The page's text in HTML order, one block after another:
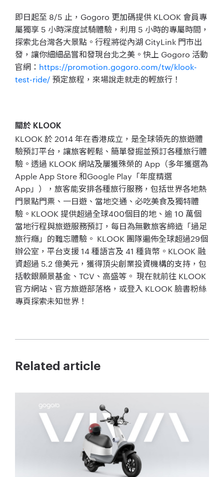
即日起至 8/5 止，Gogoro 更加碼提供 KLOOK 會員專
屬獨享 5 小時深度試騎體驗，利用 5 小時的專屬時間，
探索北台灣各大景點。行程將從內湖 CityLink 門市出
發，讓你細細品嘗和發現台北之美。快上 Gogoro 活動
官網： https://promotion.gogoro.com/tw/klook-
test-ride/ 預定旅程，來場說走就走的輕旅行！
關於 KLOOK
KLOOK 於 2014 年在香港成立，是全球領先的旅遊體
驗預訂平台，讓旅客輕鬆、簡單發掘並預訂各種旅行體
驗。透過 KLOOK 網站及屢獲殊榮的 App（多年獲選為
Apple App Store 和Google Play「年度精選
App」），旅客能安排各種旅行服務，包括世界各地熱
門景點門票、一日遊、當地交通、必吃美食及獨特體
驗。KLOOK 提供超過全球400個目的地、逾 10 萬個
當地行程與旅遊服務預訂，每日為無數旅客締造「過足
旅行癮」的難忘體驗。 KLOOK 團隊遍佈全球超過29個
辦公室，平台支援 14 種語言及 41 種貨幣。KLOOK 融
資超過 5.2 億美元，獲得頂尖創業投資機構的支持，包
括軟銀願景基金、TCV、高盛等。 現在就前往 KLOOK
官方網站、官方旅遊部落格，或登入 KLOOK 臉書粉絲
專頁探索未知世界！
Related article